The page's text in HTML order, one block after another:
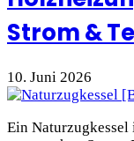
Strom &
10. Juni 2026
Ein